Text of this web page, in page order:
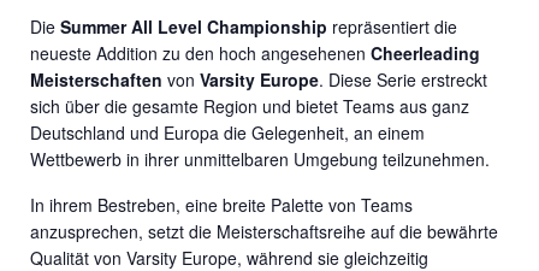
Die Summer All Level Championship repräsentiert die
neueste Addition zu den hoch angesehenen Cheerleading
Meisterschaften von Varsity Europe. Diese Serie erstreckt
sich über die gesamte Region und bietet Teams aus ganz
Deutschland und Europa die Gelegenheit, an einem
Wettbewerb in ihrer unmittelbaren Umgebung teilzunehmen.
In ihrem Bestreben, eine breite Palette von Teams
anzusprechen, setzt die Meisterschaftsreihe auf die bewährte
Qualität von Varsity Europe, während sie gleichzeitig